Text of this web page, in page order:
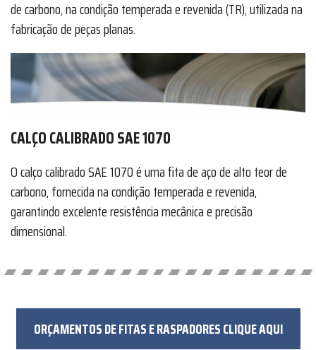
de carbono, na condição temperada e revenida (TR), utilizada na
fabricação de peças planas.
CALÇO CALIBRADO SAE 1070
O calço calibrado SAE 1070 é uma fita de aço de alto teor de
carbono, fornecida na condição temperada e revenida,
garantindo excelente resistência mecânica e precisão
dimensional.
ORÇAMENTOS DE FITAS E RASPADORES CLIQUE AQUI